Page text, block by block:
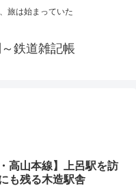
旅は始まっていた
鉄道雑記帳
高山本線】上呂駅を訪
も残る木造駅舎